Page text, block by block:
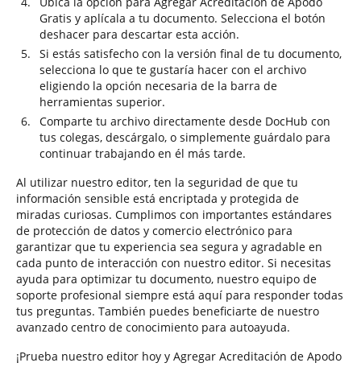
Gratis y aplícala a tu documento. Selecciona el botón
deshacer para descartar esta acción.
Si estás satisfecho con la versión final de tu documento,
selecciona lo que te gustaría hacer con el archivo
eligiendo la opción necesaria de la barra de
herramientas superior.
Comparte tu archivo directamente desde DocHub con
tus colegas, descárgalo, o simplemente guárdalo para
continuar trabajando en él más tarde.
Al utilizar nuestro editor, ten la seguridad de que tu
información sensible está encriptada y protegida de
miradas curiosas. Cumplimos con importantes estándares
de protección de datos y comercio electrónico para
garantizar que tu experiencia sea segura y agradable en
cada punto de interacción con nuestro editor. Si necesitas
ayuda para optimizar tu documento, nuestro equipo de
soporte profesional siempre está aquí para responder todas
tus preguntas. También puedes beneficiarte de nuestro
avanzado centro de conocimiento para autoayuda.
¡Prueba nuestro editor hoy y Agregar Acreditación de Apodo